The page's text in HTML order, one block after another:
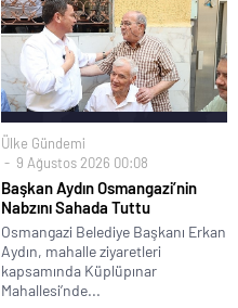
Ülke Gündemi
9 Ağustos 2026 00:08
Başkan Aydın Osmangazi’nin
Nabzını Sahada Tuttu
Osmangazi Belediye Başkanı Erkan
Aydın, mahalle ziyaretleri
kapsamında Küplüpınar
Mahallesi’nde...